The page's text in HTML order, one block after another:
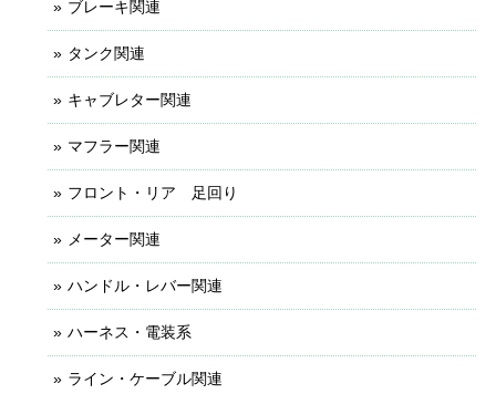
ブレーキ関連
タンク関連
キャブレター関連
マフラー関連
フロント・リア 足回り
メーター関連
ハンドル・レバー関連
ハーネス・電装系
ライン・ケーブル関連